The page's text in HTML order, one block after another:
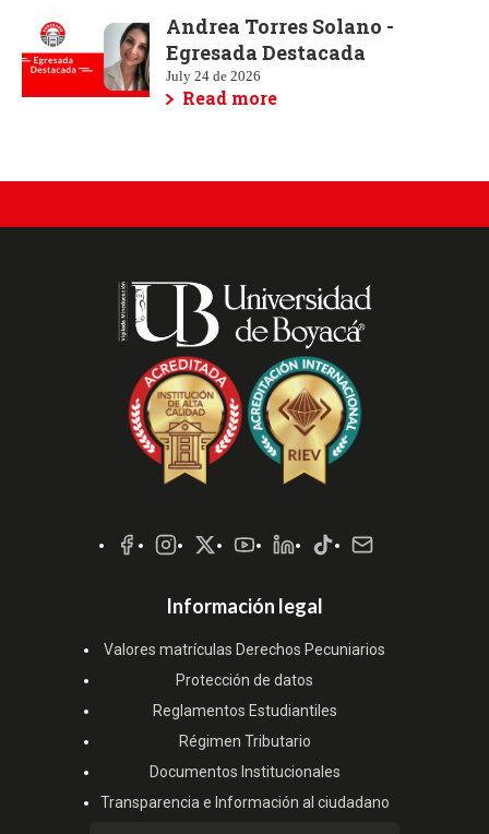
Andrea Torres Solano -
Egresada Destacada
July 24 de 2026
Read more
Sociales
Información legal
Valores matrículas Derechos Pecuniarios
Protección de datos
Reglamentos Estudiantiles
Régimen Tributario
Documentos Institucionales
Transparencia e Información al ciudadano